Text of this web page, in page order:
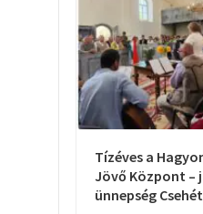
Tízéves a
Jövő Központ –
ünnepség